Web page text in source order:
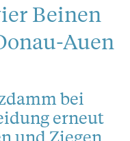
Beinen
Auen
bei
erneut
und Ziegen